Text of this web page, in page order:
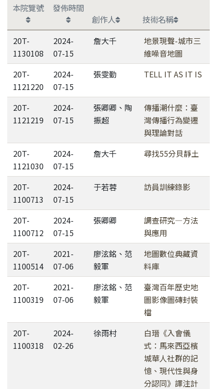
本院覽號
發佈時間
創作人
技術名稱
20T-
1130108
2024-
07-15
詹大千
地景現聲-城市三
維噪音地圖
20T-
1121220
2024-
07-15
張雯勤 TELL IT AS IT IS
20T-
1121219
2024-
07-15
張卿卿、陶
振超
傳播潮什麼：臺
灣傳播行為變遷
與理論對話
20T-
1121030
2024-
07-15
詹大千 尋找55分貝靜土
20T-
1100713
2024-
07-15
于若蓉 訪員訓練錄影
20T-
1100712
2024-
07-15
張卿卿
調查研究—方法
與應用
20T-
1100514
2021-
07-06
廖泫銘、范
毅軍
地圖數位典藏資
料庫
20T-
1100319
2021-
07-06
廖泫銘、范
毅軍
臺灣百年歷史地
圖影像圖磚封裝
檔
20T-
1100318
2024-
02-26
徐雨村
白瑨《入會儀
式：馬來西亞檳
城華人社群的記
憶、現代性與身
分認同》譯注計